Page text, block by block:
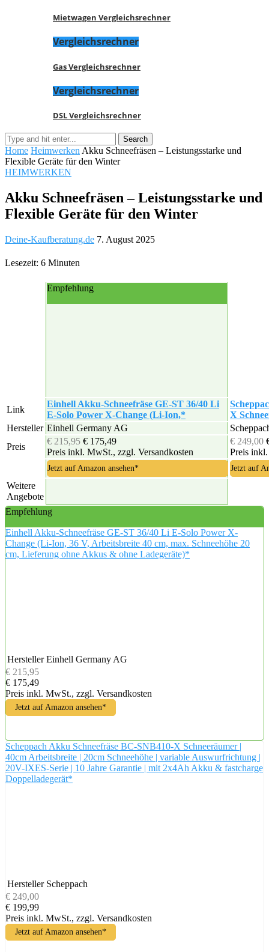
Mietwagen Vergleichsrechner
Vergleichsrechner
Gas Vergleichsrechner
Vergleichsrechner
DSL Vergleichsrechner
Home Heimwerken Akku Schneefräsen – Leistungsstarke und
Flexible Geräte für den Winter
HEIMWERKEN
Akku Schneefräsen – Leistungsstarke und
Flexible Geräte für den Winter
Deine-Kaufberatung.de 7. August 2025
Lesezeit: 6 Minuten
Empfehlung
Link
Einhell Akku-Schneefräse GE-ST 36/40 Li
E-Solo Power X-Change (Li-Ion,*
X
Hersteller Einhell Germany AG
Preis
€ 215,95 € 175,49
Preis inkl. MwSt., zzgl. Versandkosten
€ 249,00
Preis
Jetzt auf Amazon ansehen* Jetzt auf
Weitere
Angebote
Empfehlung
Einhell Akku-Schneefräse GE-ST 36/40 Li E-Solo Power X-
Change (Li-Ion, 36 V, Arbeitsbreite 40 cm, max. Schneehöhe 20
cm, Lieferung ohne Akkus & ohne Ladegeräte)*
Hersteller Einhell Germany AG
€ 215,95
€ 175,49
Preis inkl. MwSt., zzgl. Versandkosten
Jetzt auf Amazon ansehen*
Scheppach Akku Schneefräse BC-SNB410-X Schneeräumer |
40cm Arbeitsbreite | 20cm Schneehöhe | variable Auswurfrichtung |
20V-IXES-Serie | 10 Jahre Garantie | mit 2x4Ah Akku & fastcharge
Doppelladegerät*
Hersteller Scheppach
€ 249,00
€ 199,99
Preis inkl. MwSt., zzgl. Versandkosten
Jetzt auf Amazon ansehen*